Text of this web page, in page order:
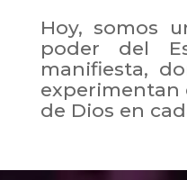
Hoy, somos
poder del
manifiesta,
experimentan
de Dios en